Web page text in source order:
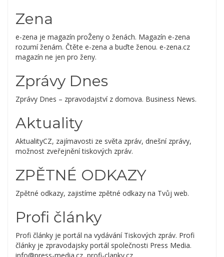
Zena
e-zena je magazín proŽeny o ženách. Magazín e-zena
rozumí ženám. Čtěte e-zena a buďte ženou. e-zena.cz
magazín ne jen pro ženy.
Zprávy Dnes
Zprávy Dnes – zpravodajství z domova. Business News.
Aktuality
AktualityCZ, zajímavosti ze světa zpráv, dnešní zprávy,
možnost zveřejnění tiskových zpráv.
ZPĚTNÉ ODKAZY
Zpětné odkazy, zajistíme zpětné odkazy na Tvůj web.
Profi články
Profi články je portál na vydávání Tiskových zpráv. Profi
články je zpravodajsky portál společnosti Press Media.